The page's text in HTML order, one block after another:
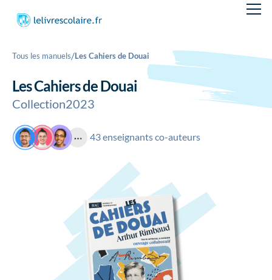
Tous les manuels/Les Cahiers de Douai
Les Cahiers de Douai
Collection2023
43 enseignants co-auteurs